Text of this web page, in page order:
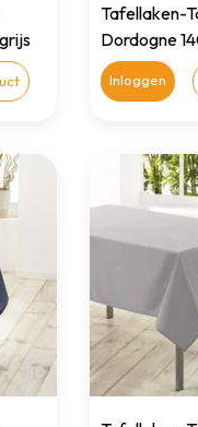
Tafellaken-
Dordogne
Inloggen